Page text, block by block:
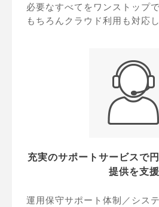
必要なすべてをワンストップ
もちろんクラウド利用も対応
充実のサポートサービスで
提供を支援
運用保守サポート体制／シス